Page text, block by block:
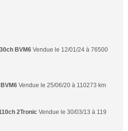
BVM6 Vendue le 12/01/24 à 76500
Vendue le 25/06/20 à 110273 km
2Tronic Vendue le 30/03/13 à 119